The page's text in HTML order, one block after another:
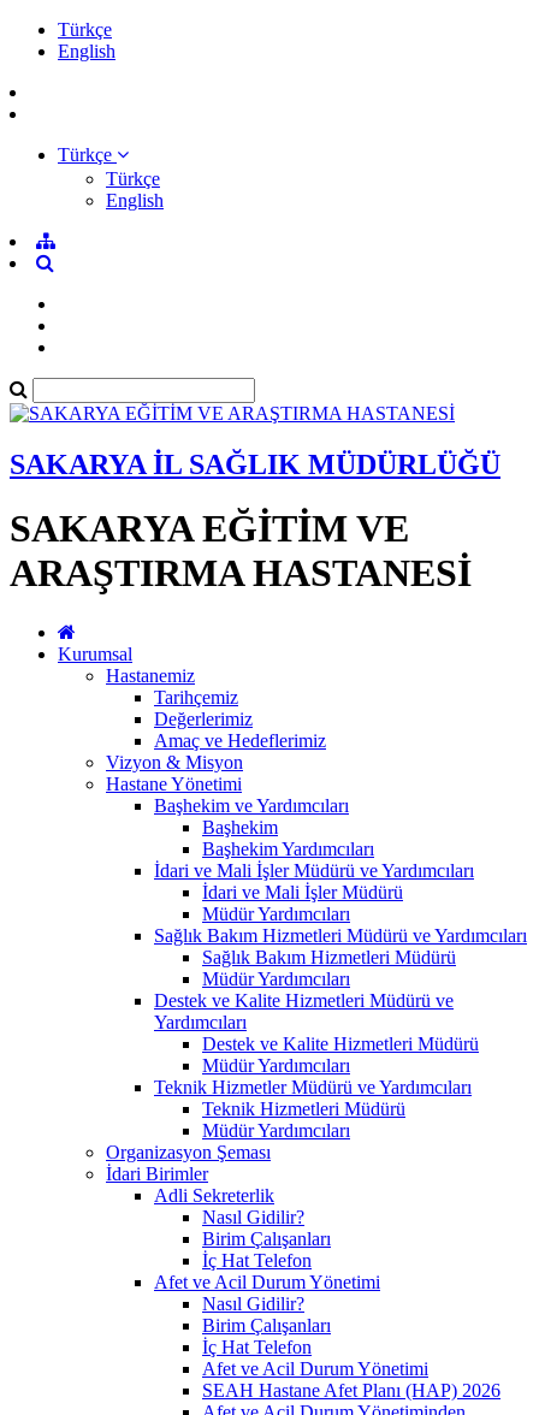
Türkçe
English
Türkçe
Türkçe
English
SAKARYA İL SAĞLIK MÜDÜRLÜĞÜ
SAKARYA EĞİTİM VE
ARAŞTIRMA HASTANESİ
Kurumsal
Hastanemiz
Tarihçemiz
Değerlerimiz
Amaç ve Hedeflerimiz
Vizyon & Misyon
Hastane Yönetimi
Başhekim ve Yardımcıları
Başhekim
Başhekim Yardımcıları
İdari ve Mali İşler Müdürü ve Yardımcıları
İdari ve Mali İşler Müdürü
Müdür Yardımcıları
Sağlık Bakım Hizmetleri Müdürü ve Yardımcıları
Sağlık Bakım Hizmetleri Müdürü
Müdür Yardımcıları
Destek ve Kalite Hizmetleri Müdürü ve
Yardımcıları
Destek ve Kalite Hizmetleri Müdürü
Müdür Yardımcıları
Teknik Hizmetler Müdürü ve Yardımcıları
Teknik Hizmetleri Müdürü
Müdür Yardımcıları
Organizasyon Şeması
İdari Birimler
Adli Sekreterlik
Nasıl Gidilir?
Birim Çalışanları
İç Hat Telefon
Afet ve Acil Durum Yönetimi
Nasıl Gidilir?
Birim Çalışanları
İç Hat Telefon
Afet ve Acil Durum Yönetimi
SEAH Hastane Afet Planı (HAP) 2026